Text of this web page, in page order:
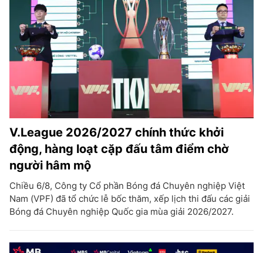
V.League 2026/2027 chính thức khởi
động, hàng loạt cặp đấu tâm điểm chờ
người hâm mộ
Chiều 6/8, Công ty Cổ phần Bóng đá Chuyên nghiệp Việt
Nam (VPF) đã tổ chức lễ bốc thăm, xếp lịch thi đấu các giải
Bóng đá Chuyên nghiệp Quốc gia mùa giải 2026/2027.